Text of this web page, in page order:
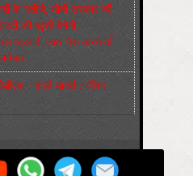
के नतीजे, मोदी सरकार की
की बढ़ती बेचैनी,
लहर पैदा करने की
: कार्ल मार्क्‍स : जीवन
by
WordPress
was created by